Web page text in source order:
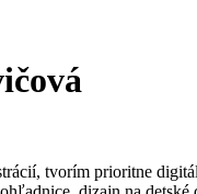
tvorím prioritne